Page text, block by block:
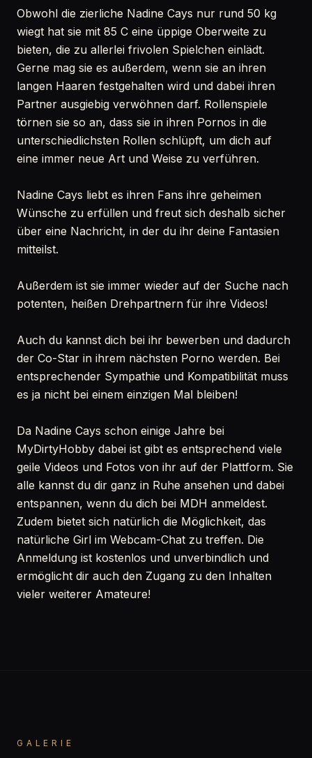
Obwohl die zierliche Nadine Cays nur rund 50 kg
wiegt hat sie mit 85 C eine üppige Oberweite zu
bieten, die zu allerlei frivolen Spielchen einlädt.
Gerne mag sie es außerdem, wenn sie an ihren
langen Haaren festgehalten wird und dabei ihren
Partner ausgiebig verwöhnen darf. Rollenspiele
törnen sie so an, dass sie in ihren Pornos in die
unterschiedlichsten Rollen schlüpft, um dich auf
eine immer neue Art und Weise zu verführen.
Nadine Cays liebt es ihren Fans ihre geheimen
Wünsche zu erfüllen und freut sich deshalb sicher
über eine Nachricht, in der du ihr deine Fantasien
mitteilst.
Außerdem ist sie immer wieder auf der Suche nach
potenten, heißen Drehpartnern für ihre Videos!
Auch du kannst dich bei ihr bewerben und dadurch
der Co-Star in ihrem nächsten Porno werden. Bei
entsprechender Sympathie und Kompatibilität muss
es ja nicht bei einem einzigen Mal bleiben!
Da Nadine Cays schon einige Jahre bei
MyDirtyHobby dabei ist gibt es entsprechend viele
geile Videos und Fotos von ihr auf der Plattform. Sie
alle kannst du dir ganz in Ruhe ansehen und dabei
entspannen, wenn du dich bei MDH anmeldest.
Zudem bietet sich natürlich die Möglichkeit, das
natürliche Girl im Webcam-Chat zu treffen. Die
Anmeldung ist kostenlos und unverbindlich und
ermöglicht dir auch den Zugang zu den Inhalten
vieler weiterer Amateure!
GALERIE